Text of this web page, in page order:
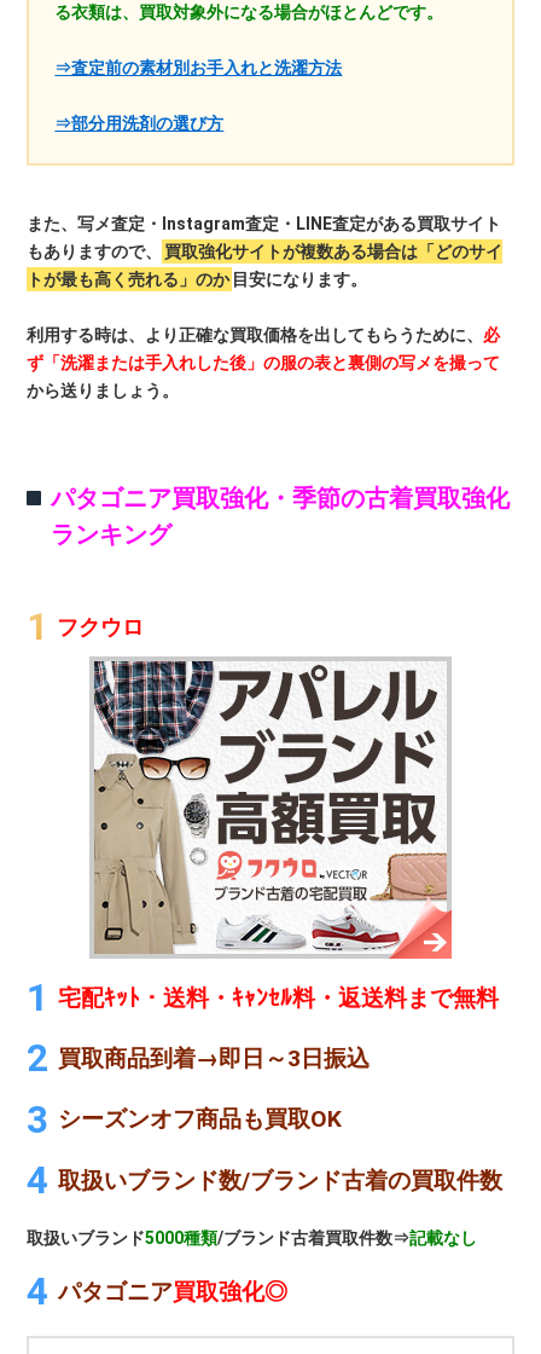
る衣類は、買取対象外になる場合がほとんどです。
⇒査定前の素材別お手入れと洗濯方法
⇒部分用洗剤の選び方
また、写メ査定・Instagram査定・LINE査定がある買取サイト
もありますので、
買取強化サイトが複数ある場合は「どのサイ
トが最も高く売れる」のか 目安になります。
利用する時は、より正確な買取価格を出してもらうために、 必
ず「洗濯または手入れした後」の服の表と裏側の写メを撮って
から送りましょう。
パタゴニア買取強化・季節の古着買取強化
ランキング
フクウロ
宅配ｷｯﾄ・送料・ｷｬﾝｾﾙ料・返送料まで無料
買取商品到着→即日～3日振込
シーズンオフ商品も買取OK
取扱いブランド数/ブランド古着の買取件数
取扱いブランド5000種類/ブランド古着買取件数⇒記載なし
パタゴニア買取強化◎